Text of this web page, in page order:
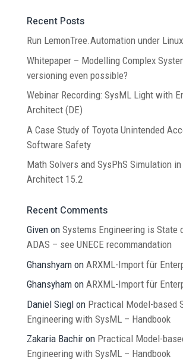
Recent Posts
Run LemonTree.Automation under Linux
Whitepaper – Modelling Complex
versioning even possible?
Webinar Recording: SysML Light with
Architect (DE)
A Case Study of Toyota Unintended
Software Safety
Math Solvers and SysPhS Simulation
Architect 15.2
Recent Comments
Givenon Systems Engineering is State
ADAS – see UNECE recommandation
Ghanshyamon ARXML-Import für
Ghansyhamon ARXML-Import für
Daniel Sieglon Practical Model-based
Engineering with SysML – Handbook
Zakaria Bachiron Practical Model-
Engineering with SysML – Handbook